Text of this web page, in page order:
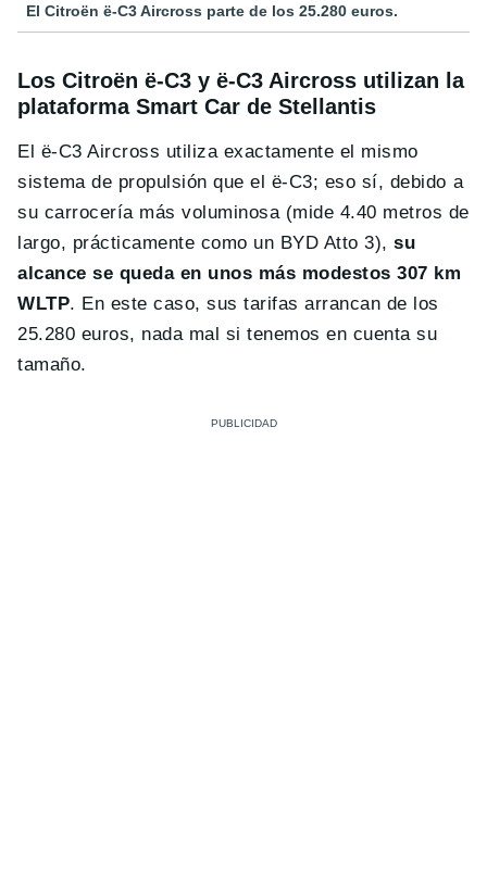
El Citroën ë-C3 Aircross parte de los 25.280 euros.
Los Citroën ë-C3 y ë-C3 Aircross utilizan la
plataforma Smart Car de Stellantis
El ë-C3 Aircross utiliza exactamente el mismo
sistema de propulsión que el ë-C3; eso sí, debido a
su carrocería más voluminosa (mide 4.40 metros de
largo, prácticamente como un BYD Atto 3),su
alcance se queda en unos más modestos 307 km
WLTP. En este caso, sus tarifas arrancan de los
25.280 euros, nada mal si tenemos en cuenta su
tamaño.